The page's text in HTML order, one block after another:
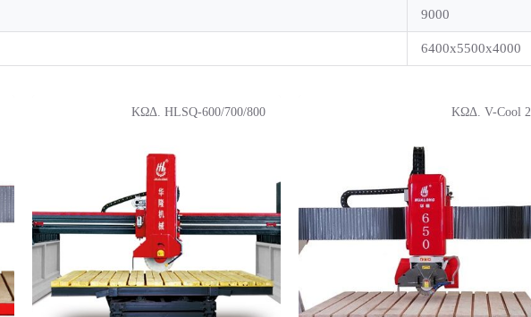
9000
6400x5500x4000
ΚΩΔ. HLSQ-600/700/800 ΚΩΔ. V-Cool 2